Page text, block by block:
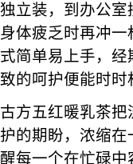
独立装，到办公
身体疲乏时再冲
式简单易上手，
致的呵护便能时时
古方五红暖乳茶
护的期盼，浓缩
醒每一个在忙碌